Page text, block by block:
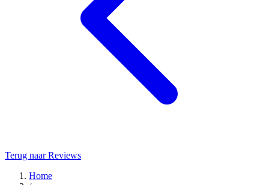
Terug naar Reviews
Home